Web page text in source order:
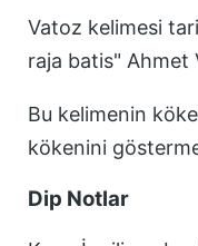
Vatoz kelimesi
raja batis" Ahmet
Bu kelimenin
kökenini
Dip Notlar